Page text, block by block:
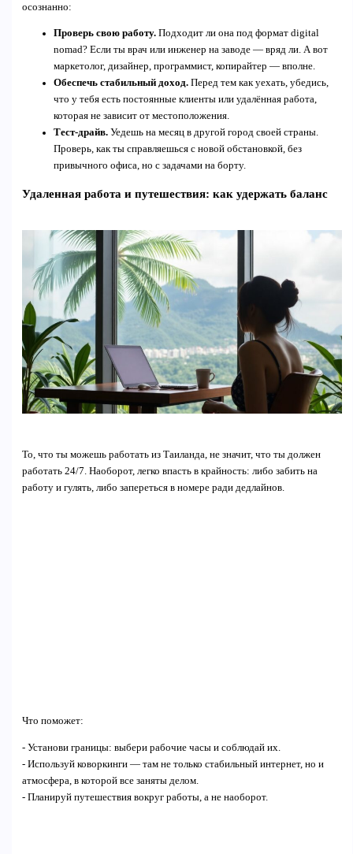
осознанно:
Проверь свою работу.Подходит ли она под формат digital
nomad? Если ты врач или инженер на заводе — вряд ли. А вот
маркетолог, дизайнер, программист, копирайтер — вполне.
Обеспечь стабильный доход.Перед тем как уехать, убедись,
что у тебя есть постоянные клиенты или удалённая работа,
которая не зависит от местоположения.
Тест-драйв.Уедешь на месяц в другой город своей страны.
Проверь, как ты справляешься с новой обстановкой, без
привычного офиса, но с задачами на борту.
Удаленная работа и путешествия: как удержать баланс
То, что ты можешь работать из Таиланда, не значит, что ты должен
работать 24/7. Наоборот, легко впасть в крайность: либо забить на
работу и гулять, либо запереться в номере ради дедлайнов.
Что поможет:
- Установи границы: выбери рабочие часы и соблюдай их.
- Используй коворкинги — там не только стабильный интернет, но и
атмосфера, в которой все заняты делом.
- Планируй путешествия вокруг работы, а не наоборот.